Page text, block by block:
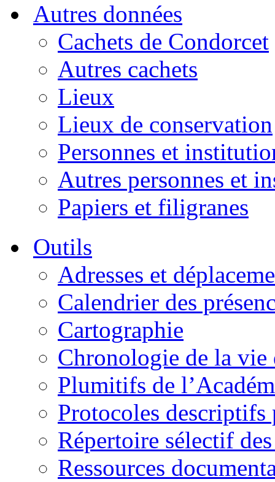
Autres données
Cachets de Condorcet
Autres cachets
Lieux
Lieux de conservation
Personnes et
Autres personnes et
Papiers et filigranes
Outils
Adresses et
Calendrier des
Cartographie
Chronologie de la vie
Plumitifs de
Protocoles descriptifs
Répertoire sélectif
Ressources